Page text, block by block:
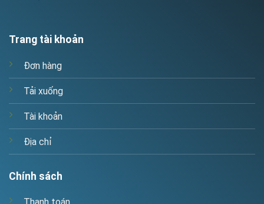
Trang tài khoản
Đơn hàng
Tải xuống
Tài khoản
Địa chỉ
Chính sách